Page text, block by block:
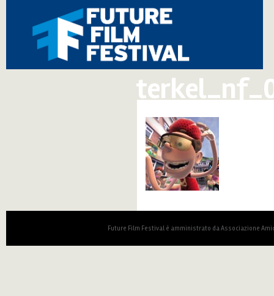
Future Film Festival è amministrato da Associazione